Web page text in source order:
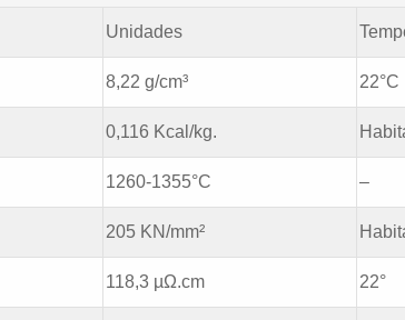
Unidades
8,22 g/cm³ 22°C
0,116 Kcal/kg.
1260-1355°C –
205 KN/mm²
118,3 µΩ.cm 22°